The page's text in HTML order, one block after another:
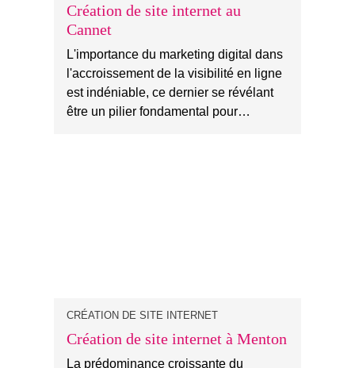
Création de site internet au
Cannet
L'importance du marketing digital dans
l'accroissement de la visibilité en ligne
est indéniable, ce dernier se révélant
être un pilier fondamental pour…
CRÉATION DE SITE INTERNET
Création de site internet à Menton
La prédominance croissante du